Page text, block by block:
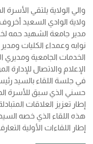
والي الولاية يلتقي الأسرة
مدير جامعة الشهيد حمه
نوابه وعمداء الكليات
الخدمات الجامعية ومديري
الإعلام والاتصال للإدارة
في جلسة اللقاء بالسيد
حسني الذي سبق للأسرة
إطار تعزيز العلاقات
هذه اللقاء الذي خصه
إطار اللقاءات الأولية